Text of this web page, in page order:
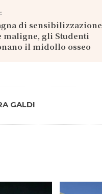
di sensibilizzazione
maligne, gli Studenti
il midollo osseo
GALDI